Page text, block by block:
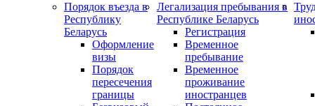
Порядок въезда в
Республику
Беларусь
Оформление
визы
Порядок
пересечения
границы
Легализация пребывания в
Республике Беларусь
Регистрация
Временное
пребывание
Временное
проживание
иностранцев